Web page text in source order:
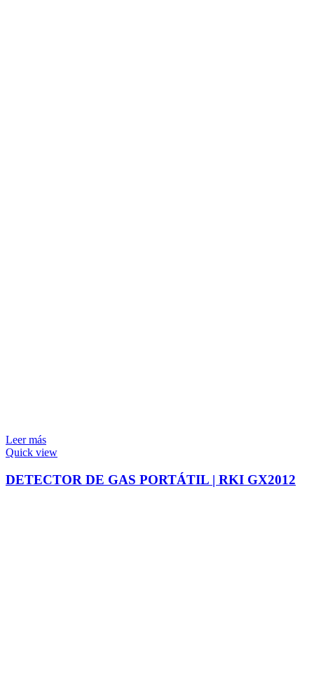
Leer más
Quick view
DETECTOR DE GAS PORTÁTIL | RKI GX2012